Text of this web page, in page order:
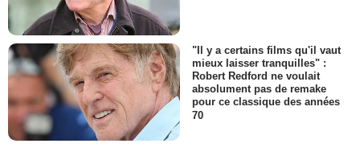
"Il y a certains films qu'il vaut
mieux laisser tranquilles" :
Robert Redford ne voulait
absolument pas de remake
pour ce classique des années
70